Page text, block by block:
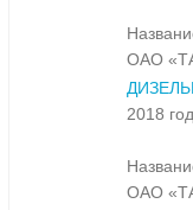
ОАО
2018 год
ОАО